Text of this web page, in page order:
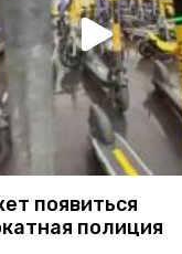
появиться
полиция